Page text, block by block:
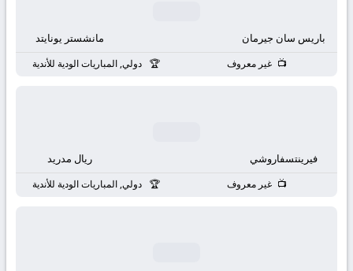
باريس سان جيرمان مانشستر يونايتد
غير معروف دولي, المباريات الودية للأندية
فيرينتسفاروشي ريال مدريد
غير معروف دولي, المباريات الودية للأندية